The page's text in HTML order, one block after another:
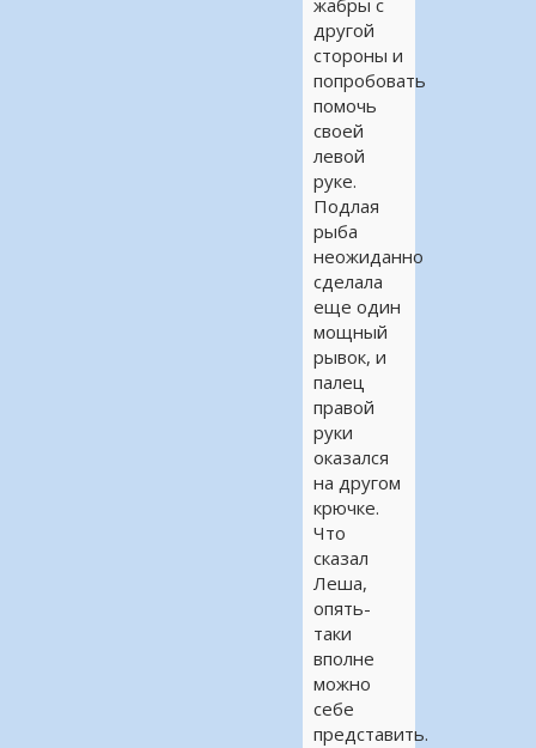
жабры с
другой
стороны и
попробовать
помочь
своей
левой
руке.
Подлая
рыба
неожиданно
сделала
еще один
мощный
рывок, и
палец
правой
руки
оказался
на другом
крючке.
Что
сказал
Леша,
опять-
таки
вполне
можно
себе
представить.